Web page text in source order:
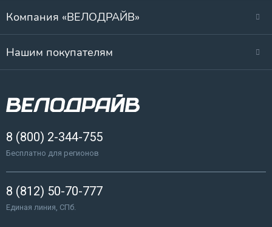
Компания «ВЕЛОДРАЙВ»
Нашим покупателям
8 (800) 2-344-755
Бесплатно для регионов
8 (812) 50-70-777
Единая линия, СПб.